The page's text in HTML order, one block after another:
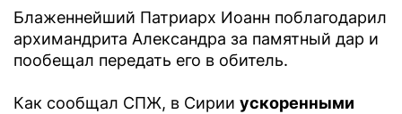
Блаженнейший Патриарх Иоанн поблагодарил
архимандрита Александра за памятный дар и
пообещал передать его в обитель.
Как сообщал СПЖ, в Сирии ускоренными